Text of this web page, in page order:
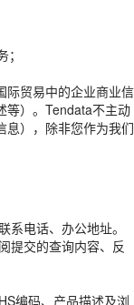
际贸易中的企业商业信
等）。Tendata不主动
息），除非您作为我们
电话、办公地址。
提交的查询内容、反
编码、产品描述及浏